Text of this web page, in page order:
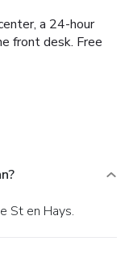
a 24-hour
front desk. Free
St en Hays.